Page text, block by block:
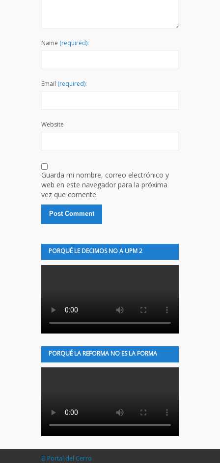
Name (required):
Email (required):
Website
Guarda mi nombre, correo electrónico y
web en este navegador para la próxima
vez que comente.
PORQUÉ LE DECIMOS NO A UPM 2
PORQUÉ LA REFORMA NO ES LA FORMA
El Portal del Cerro